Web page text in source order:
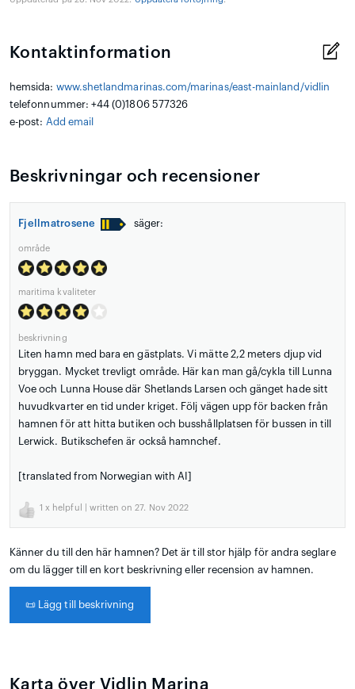
Kontaktinformation
hemsida: www.shetlandmarinas.com/marinas/east-mainland/vidlin
telefonnummer: +44 (0)1806 577326
e-post: Add email
Beskrivningar och recensioner
Fjellmatrosene säger:
område
maritima kvaliteter
beskrivning
Liten hamn med bara en gästplats. Vi mätte 2,2 meters djup vid
bryggan. Mycket trevligt område. Här kan man gå/cykla till Lunna
Voe och Lunna House där Shetlands Larsen och gänget hade sitt
huvudkvarter en tid under kriget. Följ vägen upp för backen från
hamnen för att hitta butiken och busshållplatsen för bussen in till
Lerwick. Butikschefen är också hamnchef.
[translated from Norwegian with AI]
1 x helpful | written on 27. Nov 2022
Känner du till den här hamnen? Det är till stor hjälp för andra seglare
om du lägger till en kort beskrivning eller recension av hamnen.
📜 Lägg till beskrivning
Karta över Vidlin Marina